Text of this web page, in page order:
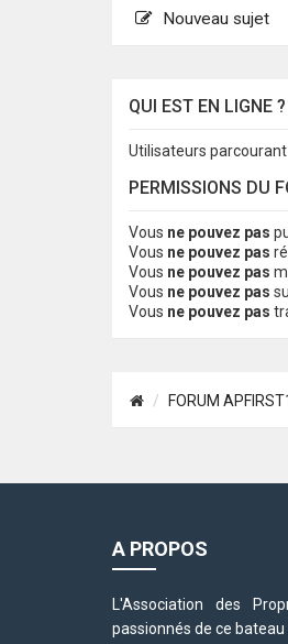
Nouveau sujet
QUI EST EN LIGNE ?
Utilisateurs
PERMISSIONS DU
Vous ne pouvez pas
Vous ne pouvez pas
Vous ne pouvez pas
Vous ne pouvez pas
Vous ne pouvez pas
FORUM
A PROPOS
L'Association des
passionnés de ce